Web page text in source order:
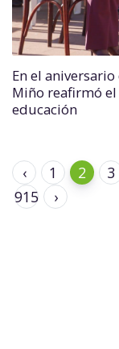
En el
Miño reafirmó
educación
‹ 1 2 3
915
›